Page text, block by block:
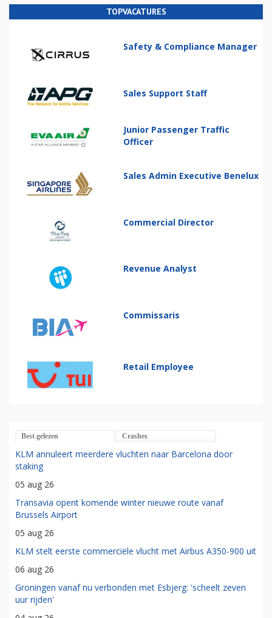
TOPVACATURES
Safety & Compliance Manager
Sales Support Staff
Junior Passenger Traffic
Officer
Sales Admin Executive Benelux
Commercial Director
Revenue Analyst
Commissaris
Retail Employee
Best gelezen Crashes
KLM annuleert meerdere vluchten naar Barcelona door
staking
05 aug 26
Transavia opent komende winter nieuwe route vanaf
Brussels Airport
05 aug 26
KLM stelt eerste commerciële vlucht met Airbus A350-900 uit
06 aug 26
Groningen vanaf nu verbonden met Esbjerg: 'scheelt zeven
uur rijden'